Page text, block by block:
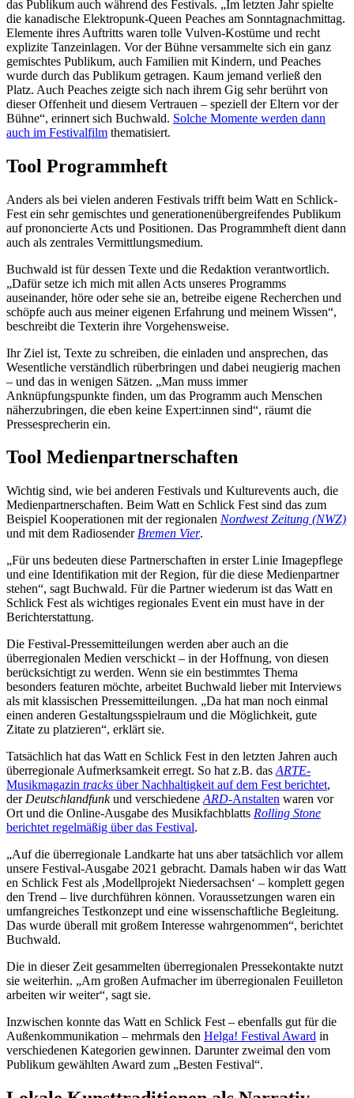
das Publikum auch während des Festivals. „Im letzten Jahr spielte
die kanadische Elektropunk-Queen Peaches am Sonntagnachmittag.
Elemente ihres Auftritts waren tolle Vulven-Kostüme und recht
explizite Tanzeinlagen. Vor der Bühne versammelte sich ein ganz
gemischtes Publikum, auch Familien mit Kindern, und Peaches
wurde durch das Publikum getragen. Kaum jemand verließ den
Platz. Auch Peaches zeigte sich nach ihrem Gig sehr berührt von
dieser Offenheit und diesem Vertrauen – speziell der Eltern vor der
Bühne“, erinnert sich Buchwald. Solche Momente werden dann
auch im Festivalfilm thematisiert.
Tool Programmheft
Anders als bei vielen anderen Festivals trifft beim Watt en Schlick-
Fest ein sehr gemischtes und generationenübergreifendes Publikum
auf prononcierte Acts und Positionen. Das Programmheft dient dann
auch als zentrales Vermittlungsmedium.
Buchwald ist für dessen Texte und die Redaktion verantwortlich.
„Dafür setze ich mich mit allen Acts unseres Programms
auseinander, höre oder sehe sie an, betreibe eigene Recherchen und
schöpfe auch aus meiner eigenen Erfahrung und meinem Wissen“,
beschreibt die Texterin ihre Vorgehensweise.
Ihr Ziel ist, Texte zu schreiben, die einladen und ansprechen, das
Wesentliche verständlich rüberbringen und dabei neugierig machen
– und das in wenigen Sätzen. „Man muss immer
Anknüpfungspunkte finden, um das Programm auch Menschen
näherzubringen, die eben keine Expert:innen sind“, räumt die
Pressesprecherin ein.
Tool Medienpartnerschaften
Wichtig sind, wie bei anderen Festivals und Kulturevents auch, die
Medienpartnerschaften. Beim Watt en Schlick Fest sind das zum
Beispiel Kooperationen mit der regionalen Nordwest Zeitung (NWZ)
und mit dem Radiosender Bremen Vier.
„Für uns bedeuten diese Partnerschaften in erster Linie Imagepflege
und eine Identifikation mit der Region, für die diese Medienpartner
stehen“, sagt Buchwald. Für die Partner wiederum ist das Watt en
Schlick Fest als wichtiges regionales Event ein must have in der
Berichterstattung.
Die Festival-Pressemitteilungen werden aber auch an die
überregionalen Medien verschickt – in der Hoffnung, von diesen
berücksichtigt zu werden. Wenn sie ein bestimmtes Thema
besonders featuren möchte, arbeitet Buchwald lieber mit Interviews
als mit klassischen Pressemitteilungen. „Da hat man noch einmal
einen anderen Gestaltungsspielraum und die Möglichkeit, gute
Zitate zu platzieren“, erklärt sie.
Tatsächlich hat das Watt en Schlick Fest in den letzten Jahren auch
überregionale Aufmerksamkeit erregt. So hat z.B. das ARTE-
Musikmagazin tracks über Nachhaltigkeit auf dem Fest berichtet,
der Deutschlandfunkund verschiedene ARD-Anstalten waren vor
Ort und die Online-Ausgabe des Musikfachblatts Rolling Stone
berichtet regelmäßig über das Festival.
„Auf die überregionale Landkarte hat uns aber tatsächlich vor allem
unsere Festival-Ausgabe 2021 gebracht. Damals haben wir das Watt
en Schlick Fest als ,Modellprojekt Niedersachsen‘ – komplett gegen
den Trend – live durchführen können. Voraussetzungen waren ein
umfangreiches Testkonzept und eine wissenschaftliche Begleitung.
Das wurde überall mit großem Interesse wahrgenommen“, berichtet
Buchwald.
Die in dieser Zeit gesammelten überregionalen Pressekontakte nutzt
sie weiterhin. „Am großen Aufmacher im überregionalen Feuilleton
arbeiten wir weiter“, sagt sie.
Inzwischen konnte das Watt en Schlick Fest – ebenfalls gut für die
Außenkommunikation – mehrmals den Helga! Festival Award in
verschiedenen Kategorien gewinnen. Darunter zweimal den vom
Publikum gewählten Award zum „Besten Festival“.